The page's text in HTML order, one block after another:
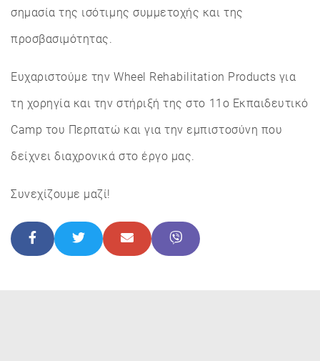
σημασία της ισότιμης συμμετοχής και της
προσβασιμότητας.
Ευχαριστούμε την Wheel Rehabilitation Products για
τη χορηγία και την στήριξή της στο 11ο Εκπαιδευτικό
Camp του Περπατώ και για την εμπιστοσύνη που
δείχνει διαχρονικά στο έργο μας.
Συνεχίζουμε μαζί!